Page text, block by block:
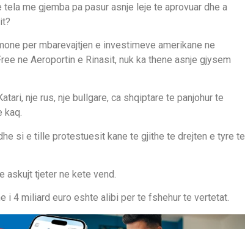
me gjemba pa pasur asnje leje te aprovuar dhe a
per mbarevajtjen e investimeve amerikane ne
ne Aeroportin e Rinasit, nuk ka thene asnje gjysem
nje rus, nje bullgare, ca shqiptare te panjohur te
kaq.
si e tille protestuesit kane te gjithe te drejten e tyre te
askujt tjeter ne kete vend.
i 4 miliard euro eshte alibi per te fshehur te vertetat.